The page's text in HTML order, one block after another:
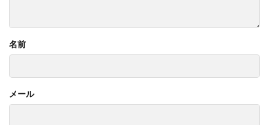
名前
メール